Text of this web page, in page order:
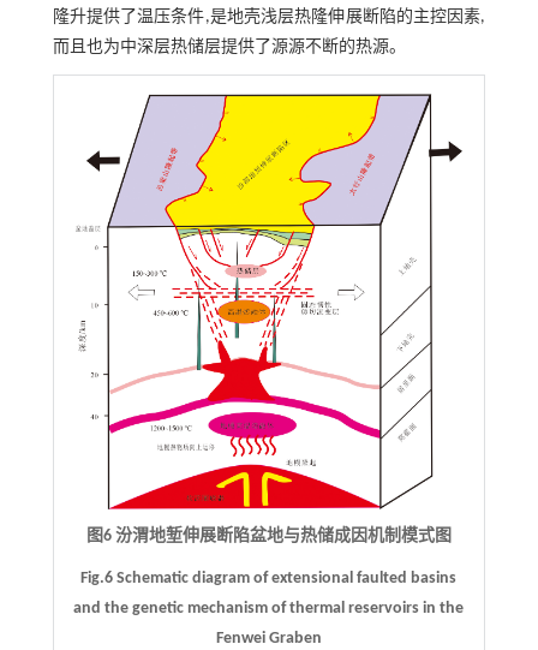
隆升提供了温压条件,是地壳浅层热隆伸展断陷的主控因素,
而且也为中深层热储层提供了源源不断的热源。
图6 汾渭地堑伸展断陷盆地与热储成因机制模式图
Fig.6 Schematic diagram of extensional faulted basins
and the genetic mechanism of thermal reservoirs in the
Fenwei Graben